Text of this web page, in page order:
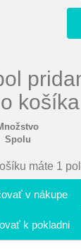
košíka
Spolu
máte 1
v nákupe
k pokladni